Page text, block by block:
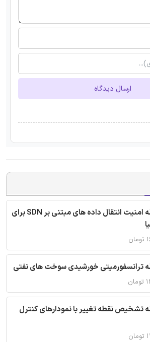
ارسال دیدگاه
ترجمه مقاله امنیت انتقال داده های مبتنی بر SDN برای
ترانسفورمیتی خورشیدی سوخت های نفتی
تشخیص نقطه تغییر با نمودارهای کنترل